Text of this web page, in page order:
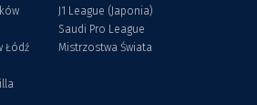
Łódź
J1 League (Japonia)
Saudi Pro League
Mistrzostwa Świata